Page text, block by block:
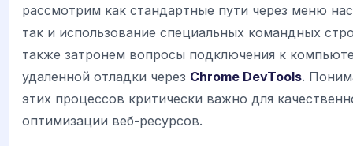
рассмотрим как стандартные пути через меню
так и использование специальных командных
также затронем вопросы подключения к
удаленной отладки через Chrome DevTools.
этих процессов критически важно для
оптимизации веб-ресурсов.